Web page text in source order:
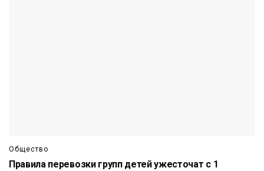
Общество
Правила перевозки групп детей ужесточат с 1